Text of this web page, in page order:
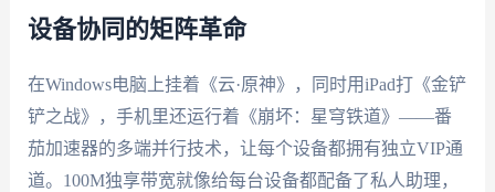
设备协同的矩阵革命
在Windows电脑上挂着《云·原神》，同时用iPad打《金铲
铲之战》，手机里还运行着《崩坏：星穹铁道》——番
茄加速器的多端并行技术，让每个设备都拥有独立VIP通
道。100M独享带宽就像给每台设备都配备了私人助理，